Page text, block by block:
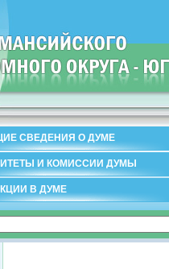
СВЕДЕНИЯ О ДУМЕ
И КОМИССИИ ДУМЫ
В ДУМЕ